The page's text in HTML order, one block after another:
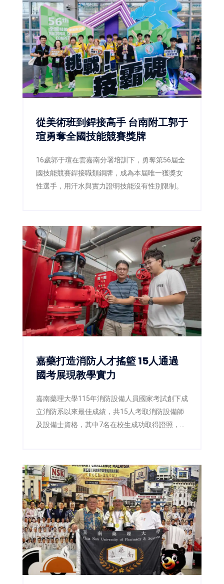
從美術班到銲接高手 台南附工郭于
瑄勇奪全國技能競賽獎牌
16歲郭于瑄在雲嘉南分署培訓下，勇奪第56屆全
國技能競賽銲接職類銅牌，成為本屆唯一獲獎女
性選手，用汗水與實力證明技能沒有性別限制。
嘉藥打造消防人才搖籃 15人通過
國考展現教學實力
嘉南藥理大學115年消防設備人員國家考試創下成
立消防系以來最佳成績，共15人考取消防設備師
及設備士資格，其中7名在校生成功取得證照，展